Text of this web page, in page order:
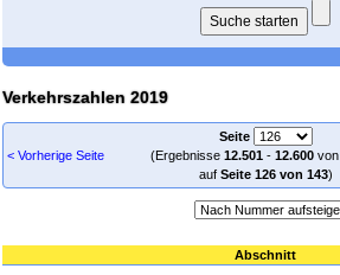
Verkehrszahlen 2019
< Vorherige Seite
Seite
(Ergebnisse 12.501- 12.600von
auf Seite 126 von 143)
Abschnitt